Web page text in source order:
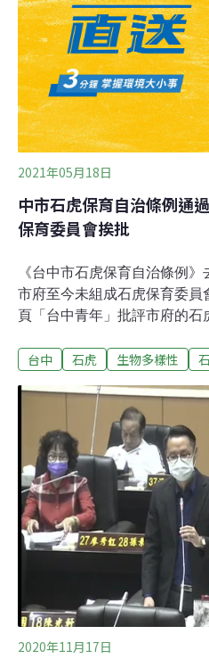
5公斤，初步發現口鼻流血，
遭車輛撞擊死亡，已送往農
死因須進一步檢查後釐清。
域的西屯也發現一隻石虎被
的第一隻，也是高鐵台中站附
2021年05月18日
中市石虎保育自治條例通
保育委員會挨批
《台中市石虎保育自治條例
市府至今未組成石虎保育委
頁「台中青年」批評市府的石
意見，目前修正重新預告中，
條例第5條、第8條分別授權
員會設置辦法」 、「生態服
法」，但市府於去年12月29
會設置辦法」草案後，即未有
應強力監督石虎保育委員會的
保育的工作儘早實質上路。農
農業局局務會議審查通過，
議並預告，因民眾及相關單位
等及開會頻率等提出異議，
請市府相關局室表示意見，將
台中 石虎 生物多樣性
2020年11月17日